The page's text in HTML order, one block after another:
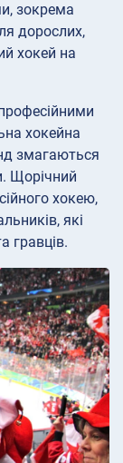
зокрема
дорослих,
хокей на
хокейна
змагаються
Щорічний
хокею,
які
гравців.